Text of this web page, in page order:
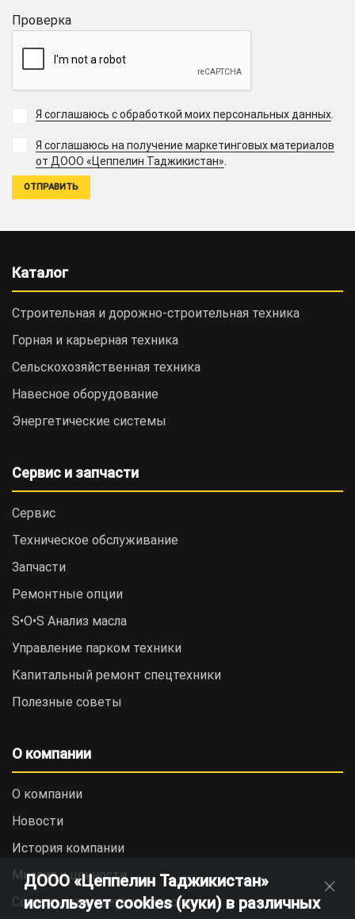
Проверка
Я соглашаюсь с обработкой моих персональных данных
Я соглашаюсь на получение маркетинговых материалов
от ДООО «Цеппелин Таджикистан».
Каталог
Строительная и дорожно-cтроительная техника
Горная и карьерная техника
Сельскохозяйственная техника
Навесное оборудование
Энергетические системы
Сервис и запчасти
Сервис
Техническое обслуживание
Запчасти
Ремонтные опции
S•O•S Анализ масла
Управление парком техники
Капитальный ремонт спецтехники
Полезные советы
О компании
О компании
Новости
История компании
Миссия и ценности
Социальная ответственность
ДООО «Цеппелин Таджикистан»
использует cookies (куки) в различных